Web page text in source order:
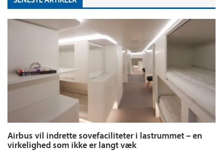
Airbus vil indrette sovefaciliteter i lastrummet – en
virkelighed som ikke er langt væk